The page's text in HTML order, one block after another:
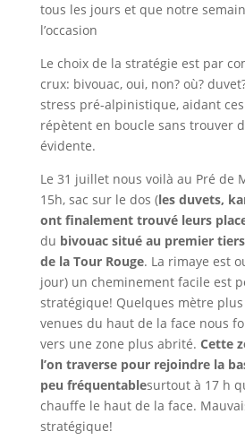
tous les jours et que notre
l’occasion
Le choix de la stratégie est par
crux: bivouac, oui, non? où?
stress pré-alpinistique, aidant
répètent en boucle sans trouver
évidente.
Le 31 juillet nous voilà au Pré de
15h, sac sur le dos (les duvets,
ont finalement trouvé leurs
du bivouac situé au premier
de la Tour Rouge. La rimaye est
jour) un cheminement facile est
stratégique! Quelques mètre
venues du haut de la face nous
vers une zone plus abrité. Cette
l’on traverse pour rejoindre la
peu fréquentablesurtout à 17 h
chauffe le haut de la face.
stratégique!